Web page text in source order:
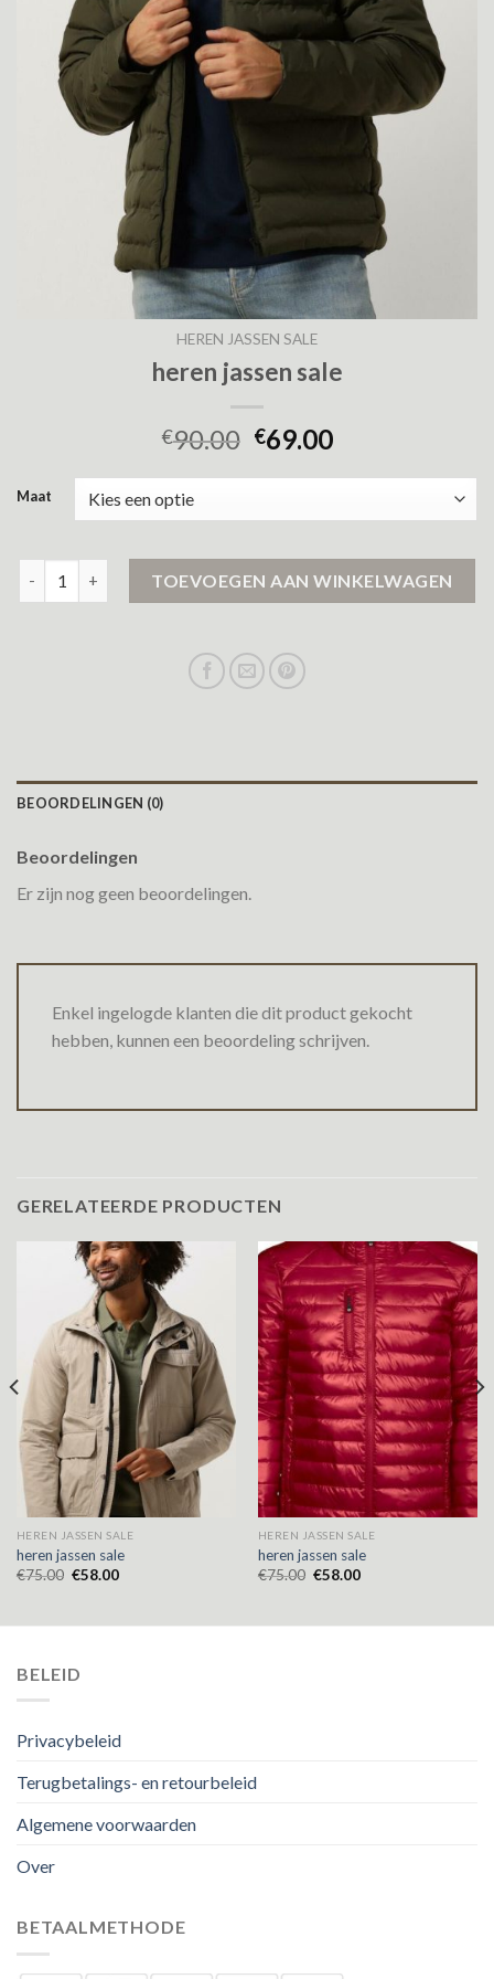
HEREN JASSEN SALE
heren jassen sale
€90.00 €69.00
Maat
TOEVOEGEN AAN WINKELWAGEN
BEOORDELINGEN (0)
Beoordelingen
Er zijn nog geen beoordelingen.
Enkel ingelogde klanten die dit product gekocht
hebben, kunnen een beoordeling schrijven.
GERELATEERDE PRODUCTEN
HEREN JASSEN SALE
heren jassen sale
€75.00 €58.00
HEREN JASSEN SALE
heren jassen sale
€75.00 €58.00
BELEID
Privacybeleid
Terugbetalings- en retourbeleid
Algemene voorwaarden
Over
BETAALMETHODE